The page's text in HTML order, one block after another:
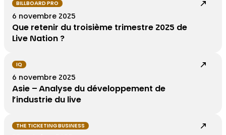
BILLBOARD PRO
6 novembre 2025
Que retenir du troisième trimestre 2025 de
Live Nation ?
IQ
6 novembre 2025
Asie – Analyse du développement de
l’industrie du live
THE TICKETING BUSINESS